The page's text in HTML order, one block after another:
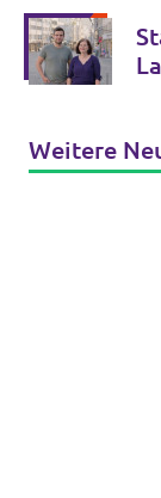
Weitere